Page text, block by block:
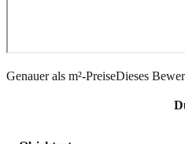
Genauer als m²-PreiseDieses